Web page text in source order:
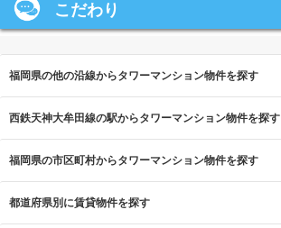
こだわり
福岡県の他の沿線からタワーマンション物件を探す
西鉄天神大牟田線の駅からタワーマンション物件を探す
福岡県の市区町村からタワーマンション物件を探す
都道府県別に賃貸物件を探す